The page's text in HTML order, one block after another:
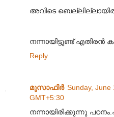
അവിടെ
നന്നായിട്ടുണ്ട് എതിരന്‍
Reply
മുസാഫിര്‍ Sunday, June
GMT+5:30
നന്നായിരിക്കുന്നു